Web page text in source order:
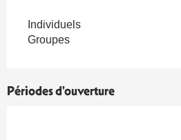
Individuels
Groupes
Périodes d'ouverture